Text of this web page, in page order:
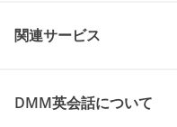
関連サービス
DMM英会話について